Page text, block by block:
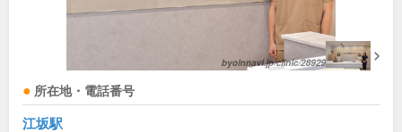
所在地・電話番号
江坂駅